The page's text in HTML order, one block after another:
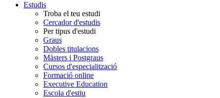
Estudis
Troba el teu estudi
Cercador d'estudis
Per tipus d'estudi
Graus
Dobles titulacions
Màsters i Postgraus
Cursos d'especialització
Formació online
Executive Education
Escola d'estiu